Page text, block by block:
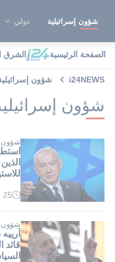
شؤون إسرائيلية دولي
الصفحة الرئيسية الشرق
i24NEWS شؤون
شؤون
شؤون
وقت
دقيقة.
25 يوليو 2026
شؤون
قائد